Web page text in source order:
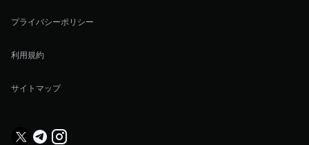
プライバシーポリシー
利用規約
サイトマップ